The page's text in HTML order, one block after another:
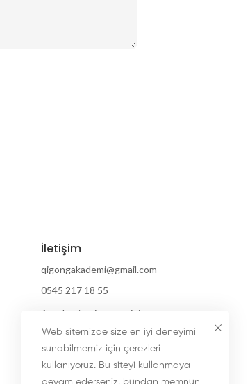
İletişim
qigongakademi@gmail.com
0545 217 18 55
Antalya / ve internetiniz
olan her yerde :)
Web sitemizde size en iyi deneyimi
sunabilmemiz için çerezleri
kullanıyoruz. Bu siteyi kullanmaya
devam ederseniz, bundan memnun